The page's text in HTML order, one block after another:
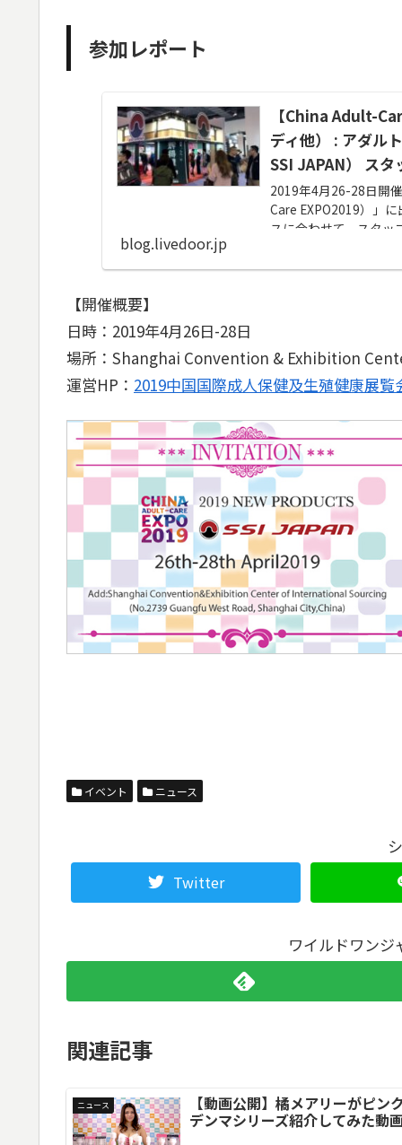
参加レポート
【China Adult-
ディ他） : アダル
SSI JAPAN） スタ
2019年4月26-28日開
Care EXPO2019）」
スに合わせて、スタ
blog.livedoor.jp
【開催概要】
日時：2019年4月26日-28日
場所：Shanghai Convention & Exhibition
運営HP： 2019中国国際成人保健及生殖健康展
イベント ニュース
Twitter
ワイルドワン
関連記事
ニュース 【動画公開】橘メアリーがピン
デンマシリーズ紹介してみた動